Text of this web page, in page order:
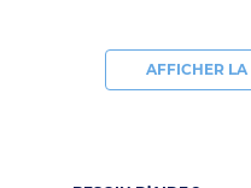
AFFICHER LA